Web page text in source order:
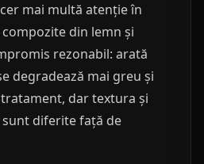
mai multă atenție în
din lemn și
rezonabil: arată
degradează mai greu și
dar textura și
diferite față de